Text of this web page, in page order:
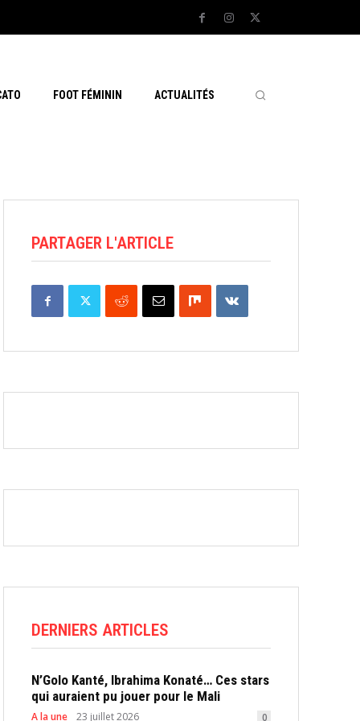
FOOT FÉMININ ACTUALITÉS
PARTAGER L'ARTICLE
DERNIERS ARTICLES
N’Golo Kanté, Ibrahima Konaté… Ces stars
qui auraient pu jouer pour le Mali
A la une 23 juillet 2026 0